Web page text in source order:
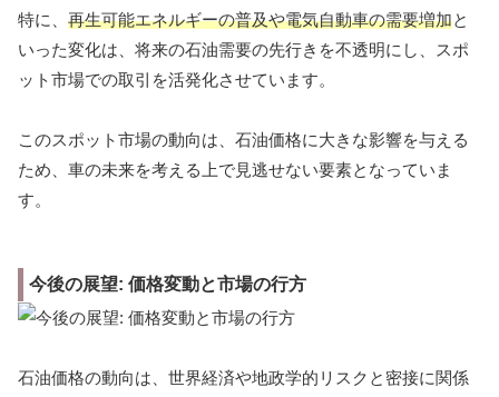
特に、 再生可能エネルギーの普及や電気自動車の需要増加と
いった変化は、将来の石油需要の先行きを不透明にし、スポ
ット市場での取引を活発化させています。
このスポット市場の動向は、石油価格に大きな影響を与える
ため、車の未来を考える上で見逃せない要素となっていま
す。
今後の展望: 価格変動と市場の行方
石油価格の動向は、世界経済や地政学的リスクと密接に関係